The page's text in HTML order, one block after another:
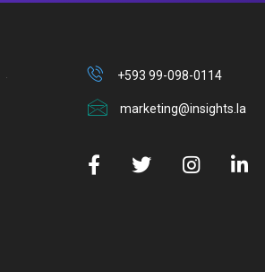
+593 99-098-0114
marketing@insights.la